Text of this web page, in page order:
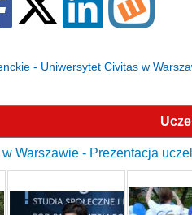
- Uniwersytet Civitas w
Warszawie - Prezentacja